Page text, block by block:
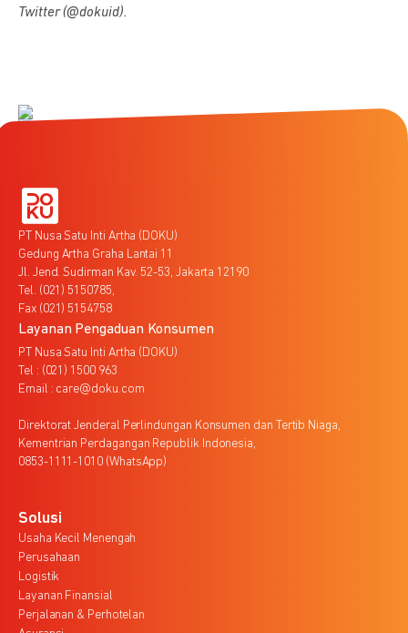
Twitter (@dokuid).
PT Nusa Satu Inti Artha (DOKU)
Gedung Artha Graha Lantai 11
Jl. Jend. Sudirman Kav. 52-53, Jakarta 12190
Tel. (021) 5150785,
Fax (021) 5154758
Layanan Pengaduan Konsumen
PT Nusa Satu Inti Artha (DOKU)
Tel : (021) 1500 963
Email : care@doku.com
Direktorat Jenderal Perlindungan Konsumen dan Tertib Niaga,
Kementrian Perdagangan Republik Indonesia,
0853-1111-1010 (WhatsApp)
Solusi
Usaha Kecil Menengah
Perusahaan
Logistik
Layanan Finansial
Perjalanan & Perhotelan